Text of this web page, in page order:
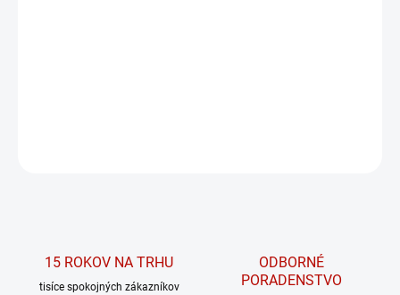
15 ROKOV NA TRHU
tisíce spokojných zákazníkov
ODBORNÉ
PORADENSTVO